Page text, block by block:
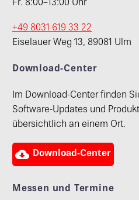
Fr. 8:00–13:00 Uhr
+49 8031 619 33 22
Eiselauer Weg 13, 89081 Ulm
Download-Center
Im Download-Center finden
Software-Updates und
übersichtlich an einem Ort.
 Download-Center
Messen und Termine